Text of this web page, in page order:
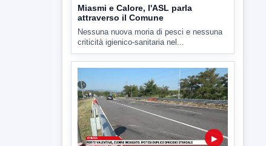
▶
7 AGOSTO 2026 ATTUALITÀ
Miasmi e Calore, l'ASL parla
attraverso il Comune